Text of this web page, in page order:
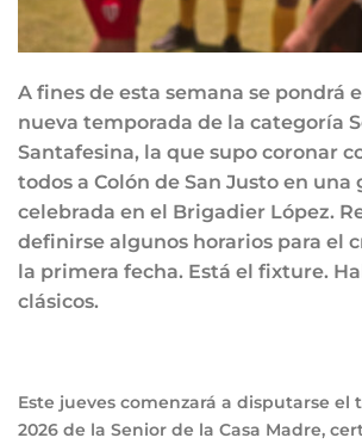
A fines de esta semana se pondrá
nueva temporada de la categoría
Santafesina, la que supo coronar
todos a Colón de San Justo en una
celebrada en el Brigadier López.
definirse algunos horarios para el
la primera fecha. Está el fixture.
clásicos.
Este jueves comenzará a disputarse el
2026 de la Senior de la Casa Madre,